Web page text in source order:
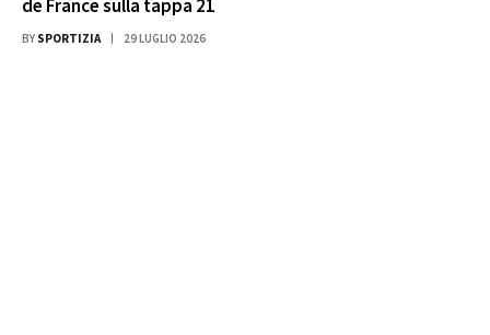
de France sulla tappa 21
BY SPORTIZIA 29 LUGLIO 2026